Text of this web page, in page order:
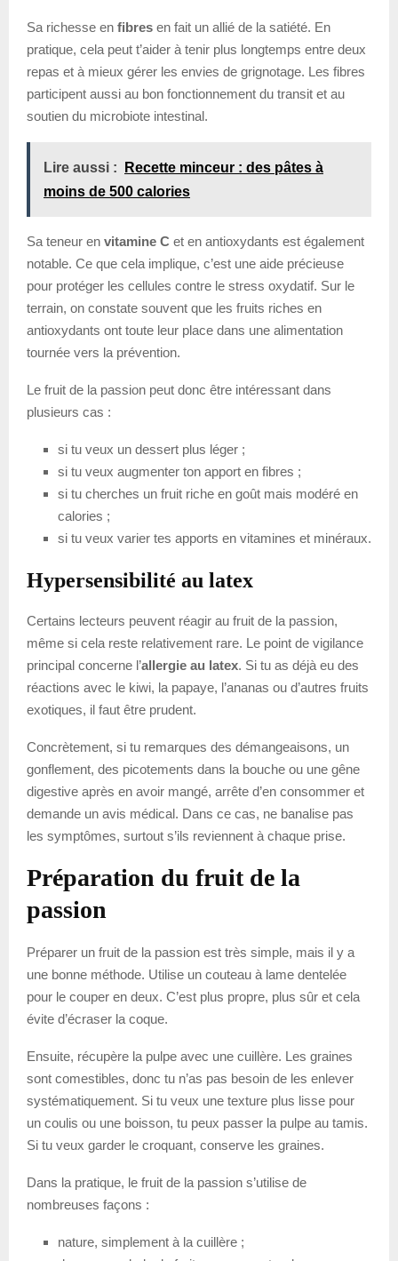
Sa richesse en fibres en fait un allié de la satiété. En
pratique, cela peut t’aider à tenir plus longtemps entre deux
repas et à mieux gérer les envies de grignotage. Les fibres
participent aussi au bon fonctionnement du transit et au
soutien du microbiote intestinal.
Lire aussi :
Recette minceur : des pâtes à
moins de 500 calories
Sa teneur en vitamine C et en antioxydants est également
notable. Ce que cela implique, c’est une aide précieuse
pour protéger les cellules contre le stress oxydatif. Sur le
terrain, on constate souvent que les fruits riches en
antioxydants ont toute leur place dans une alimentation
tournée vers la prévention.
Le fruit de la passion peut donc être intéressant dans
plusieurs cas :
si tu veux un dessert plus léger ;
si tu veux augmenter ton apport en fibres ;
si tu cherches un fruit riche en goût mais modéré en
calories ;
si tu veux varier tes apports en vitamines et minéraux.
Hypersensibilité au latex
Certains lecteurs peuvent réagir au fruit de la passion,
même si cela reste relativement rare. Le point de vigilance
principal concerne l’allergie au latex. Si tu as déjà eu des
réactions avec le kiwi, la papaye, l’ananas ou d’autres fruits
exotiques, il faut être prudent.
Concrètement, si tu remarques des démangeaisons, un
gonflement, des picotements dans la bouche ou une gêne
digestive après en avoir mangé, arrête d’en consommer et
demande un avis médical. Dans ce cas, ne banalise pas
les symptômes, surtout s’ils reviennent à chaque prise.
Préparation du fruit de la
passion
Préparer un fruit de la passion est très simple, mais il y a
une bonne méthode. Utilise un couteau à lame dentelée
pour le couper en deux. C’est plus propre, plus sûr et cela
évite d’écraser la coque.
Ensuite, récupère la pulpe avec une cuillère. Les graines
sont comestibles, donc tu n’as pas besoin de les enlever
systématiquement. Si tu veux une texture plus lisse pour
un coulis ou une boisson, tu peux passer la pulpe au tamis.
Si tu veux garder le croquant, conserve les graines.
Dans la pratique, le fruit de la passion s’utilise de
nombreuses façons :
nature, simplement à la cuillère ;